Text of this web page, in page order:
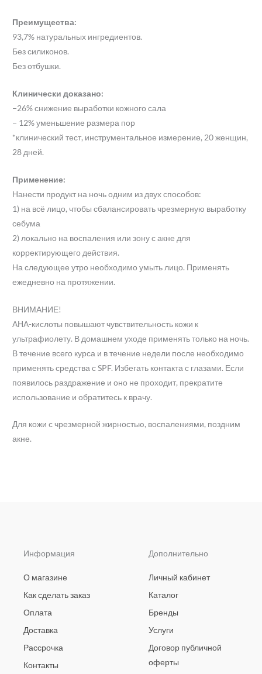
Преимущества:
93,7% натуральных ингредиентов.
Без силиконов.
Без отбушки.
Клинически доказано:
−26% снижение выработки кожного сала
− 12% уменьшение размера пор
*клинический тест, инструментальное измерение, 20 женщин,
28 дней.
Применение:
Нанести продукт на ночь одним из двух способов:
1) на всё лицо, чтобы сбалансировать чрезмерную выработку
себума
2) локально на воспаления или зону с акне для
корректирующего действия.
На следующее утро необходимо умыть лицо. Применять
ежедневно на протяжении.
ВНИМАНИЕ!
АНА-кислоты повышают чувствительность кожи к
ультрафиолету. В домашнем уходе применять только на ночь.
В течение всего курса и в течение недели после необходимо
применять средства с SPF. Избегать контакта с глазами. Если
появилось раздражение и оно не проходит, прекратите
использование и обратитесь к врачу.
Для кожи с чрезмерной жирностью, воспалениями, поздним
акне.
Информация
О магазине
Как сделать заказ
Оплата
Доставка
Рассрочка
Контакты
Дополнительно
Личный кабинет
Каталог
Бренды
Услуги
Договор публичной
оферты